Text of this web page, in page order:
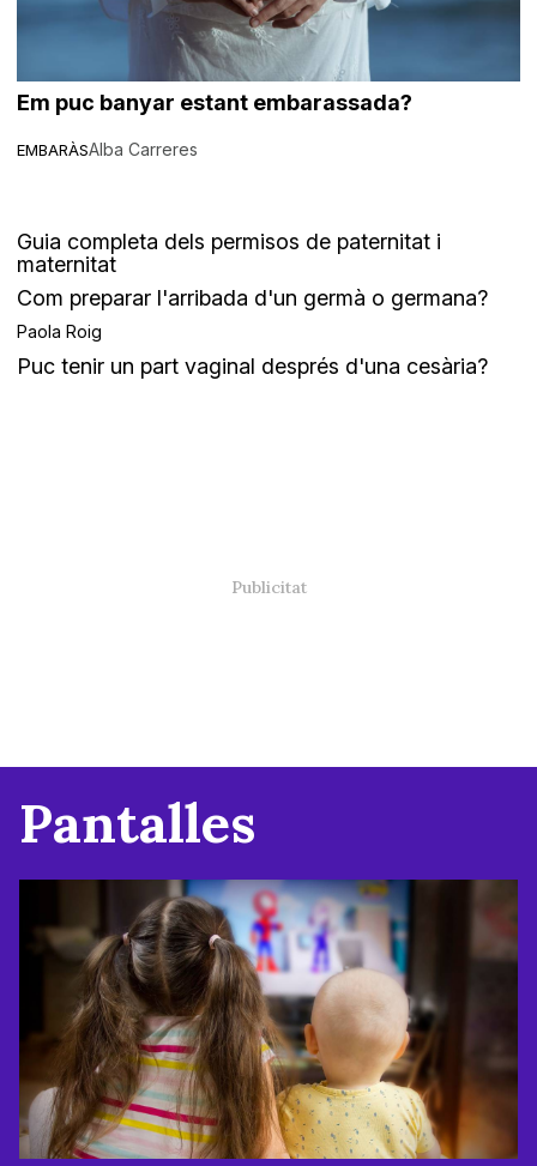
EMBARÀS
Em puc banyar estant embarassada?
Alba Carreres
Guia completa dels permisos de paternitat i
maternitat
Com preparar l'arribada d'un germà o germana?
Paola Roig
Puc tenir un part vaginal després d'una cesària?
Pantalles